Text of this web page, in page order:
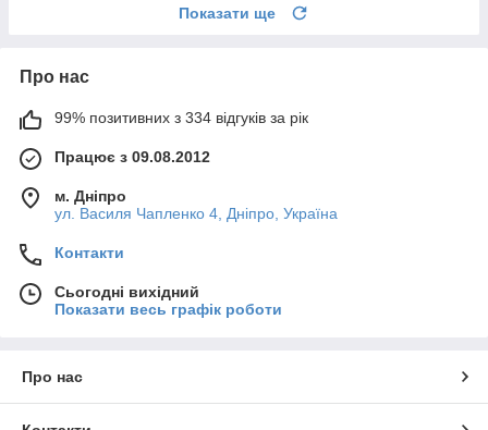
Показати ще
Про нас
99% позитивних з 334 відгуків за рік
Працює з 09.08.2012
м. Дніпро
ул. Василя Чапленко 4, Дніпро, Україна
Контакти
Сьогодні вихідний
Показати весь графік роботи
Про нас